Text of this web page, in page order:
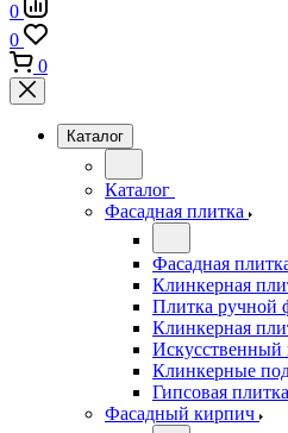
0
0
0
Каталог
Каталог
Фасадная плитка
Фасадная
Клинкерная
Плитка ручной
Клинкерная
Искусственный
Клинкерные
Гипсовая плитка
Фасадный кирпич